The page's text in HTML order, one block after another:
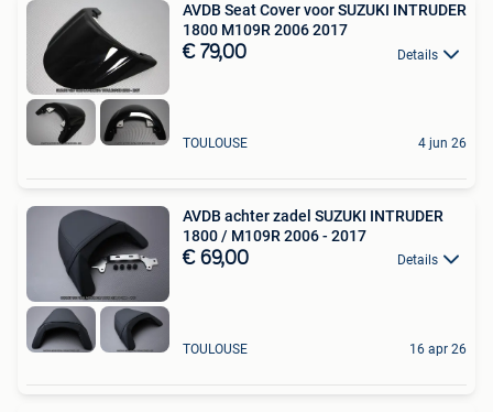
AVDB Seat Cover voor SUZUKI INTRUDER
1800 M109R 2006 2017
€ 79,00 Details
TOULOUSE 4 jun 26
AVDB achter zadel SUZUKI INTRUDER
1800 / M109R 2006 - 2017
€ 69,00 Details
TOULOUSE 16 apr 26